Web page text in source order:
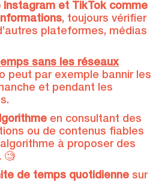
Instagram et TikTok comme
, toujours vérifier
plateformes, médias
sans les réseaux
peut par exemple bannir les
et pendant les
en consultant des
ou de contenus fiables
à proposer des
🧐
de temps quotidienne sur